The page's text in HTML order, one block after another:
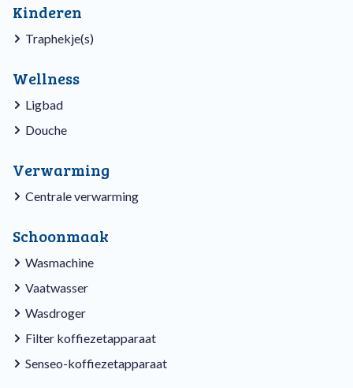
Kinderen
Traphekje(s)
Wellness
Ligbad
Douche
Verwarming
Centrale verwarming
Schoonmaak
Wasmachine
Vaatwasser
Wasdroger
Filter koffiezetapparaat
Senseo-koffiezetapparaat